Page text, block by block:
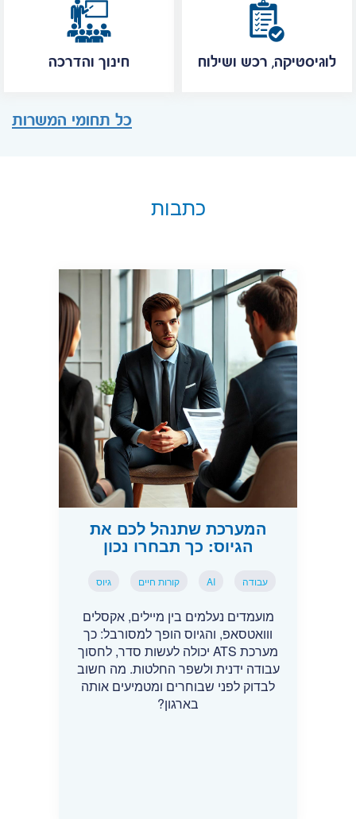
חינוך והדרכה לוגיסטיקה, רכש ושילוח
כל תחומי המשרות
כתבות
המערכת שתנהל לכם את
הגיוס: כך תבחרו נכון
עבודה AI קורות חיים גיוס
מועמדים נעלמים בין מיילים, אקסלים
ווואטסאפ, והגיוס הופך למסורבל: כך
מערכת ATS יכולה לעשות סדר, לחסוך
עבודה ידנית ולשפר החלטות. מה חשוב
לבדוק לפני שבוחרים ומטמיעים אותה
בארגון?